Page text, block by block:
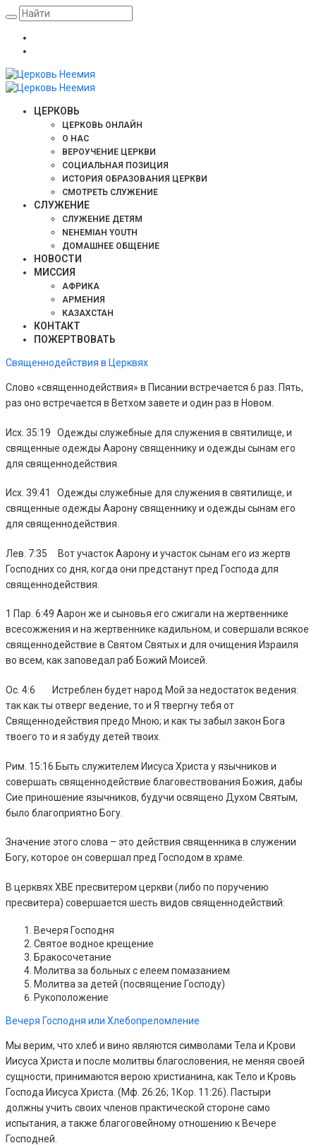
ЦЕРКОВЬ
ЦЕРКОВЬ ОНЛАЙН
О НАС
ВЕРОУЧЕНИЕ ЦЕРКВИ
СОЦИАЛЬНАЯ ПОЗИЦИЯ
ИСТОРИЯ ОБРАЗОВАНИЯ ЦЕРКВИ
СМОТРЕТЬ СЛУЖЕНИЕ
СЛУЖЕНИЕ
СЛУЖЕНИЕ ДЕТЯМ
NEHEMIAH YOUTH
ДОМАШНЕЕ ОБЩЕНИЕ
НОВОСТИ
МИССИЯ
АФРИКА
АРМЕНИЯ
КАЗАХСТАН
КОНТАКТ
ПОЖЕРТВОВАТЬ
Священнодействия в Церквях
Слово «священнодействия» в Писании встречается 6 раз. Пять,
раз оно встречается в Ветхом завете и один раз в Новом.
Исх. 35:19 Одежды служебные для служения в святилище, и
священные одежды Аарону священнику и одежды сынам его
для священнодействия.
Исх. 39:41 Одежды служебные для служения в святилище, и
священные одежды Аарону священнику и одежды сынам его
для священнодействия.
Лев. 7:35 Вот участок Аарону и участок сынам его из жертв
Господних со дня, когда они предстанут пред Господа для
священнодействия.
1 Пар. 6:49 Аарон же и сыновья его сжигали на жертвеннике
всесожжения и на жертвеннике кадильном, и совершали всякое
священнодействие в Святом Святых и для очищения Израиля
во всем, как заповедал раб Божий Моисей.
Ос. 4:6 Истреблен будет народ Мой за недостаток ведения:
так как ты отверг ведение, то и Я твергну тебя от
Священнодействия предо Мною; и как ты забыл закон Бога
твоего то и я забуду детей твоих.
Рим. 15:16 Быть служителем Иисуса Христа у язычников и
совершать священнодействие благовествования Божия, дабы
Сие приношение язычников, будучи освящено Духом Святым,
было благоприятно Богу.
Значение этого слова – это действия священника в служении
Богу, которое он совершал пред Господом в храме.
В церквях ХВЕ пресвитером церкви (либо по поручению
пресвитера) совершается шесть видов священнодействий:
Вечеря Господня
Святое водное крещение
Бракосочетание
Молитва за больных с елеем помазанием
Молитва за детей (посвящение Господу)
Рукоположение
Вечеря Господня или Хлебопреломление
Мы верим, что хлеб и вино являются символами Тела и Крови
Иисуса Христа и после молитвы благословения, не меняя своей
сущности, принимаются верою христианина, как Тело и Кровь
Господа Иисуса Христа. (Мф. 26:26; 1Кор. 11:26). Пастыри
должны учить своих членов практической стороне само
испытания, а также благоговейному отношению к Вечере
Господней.